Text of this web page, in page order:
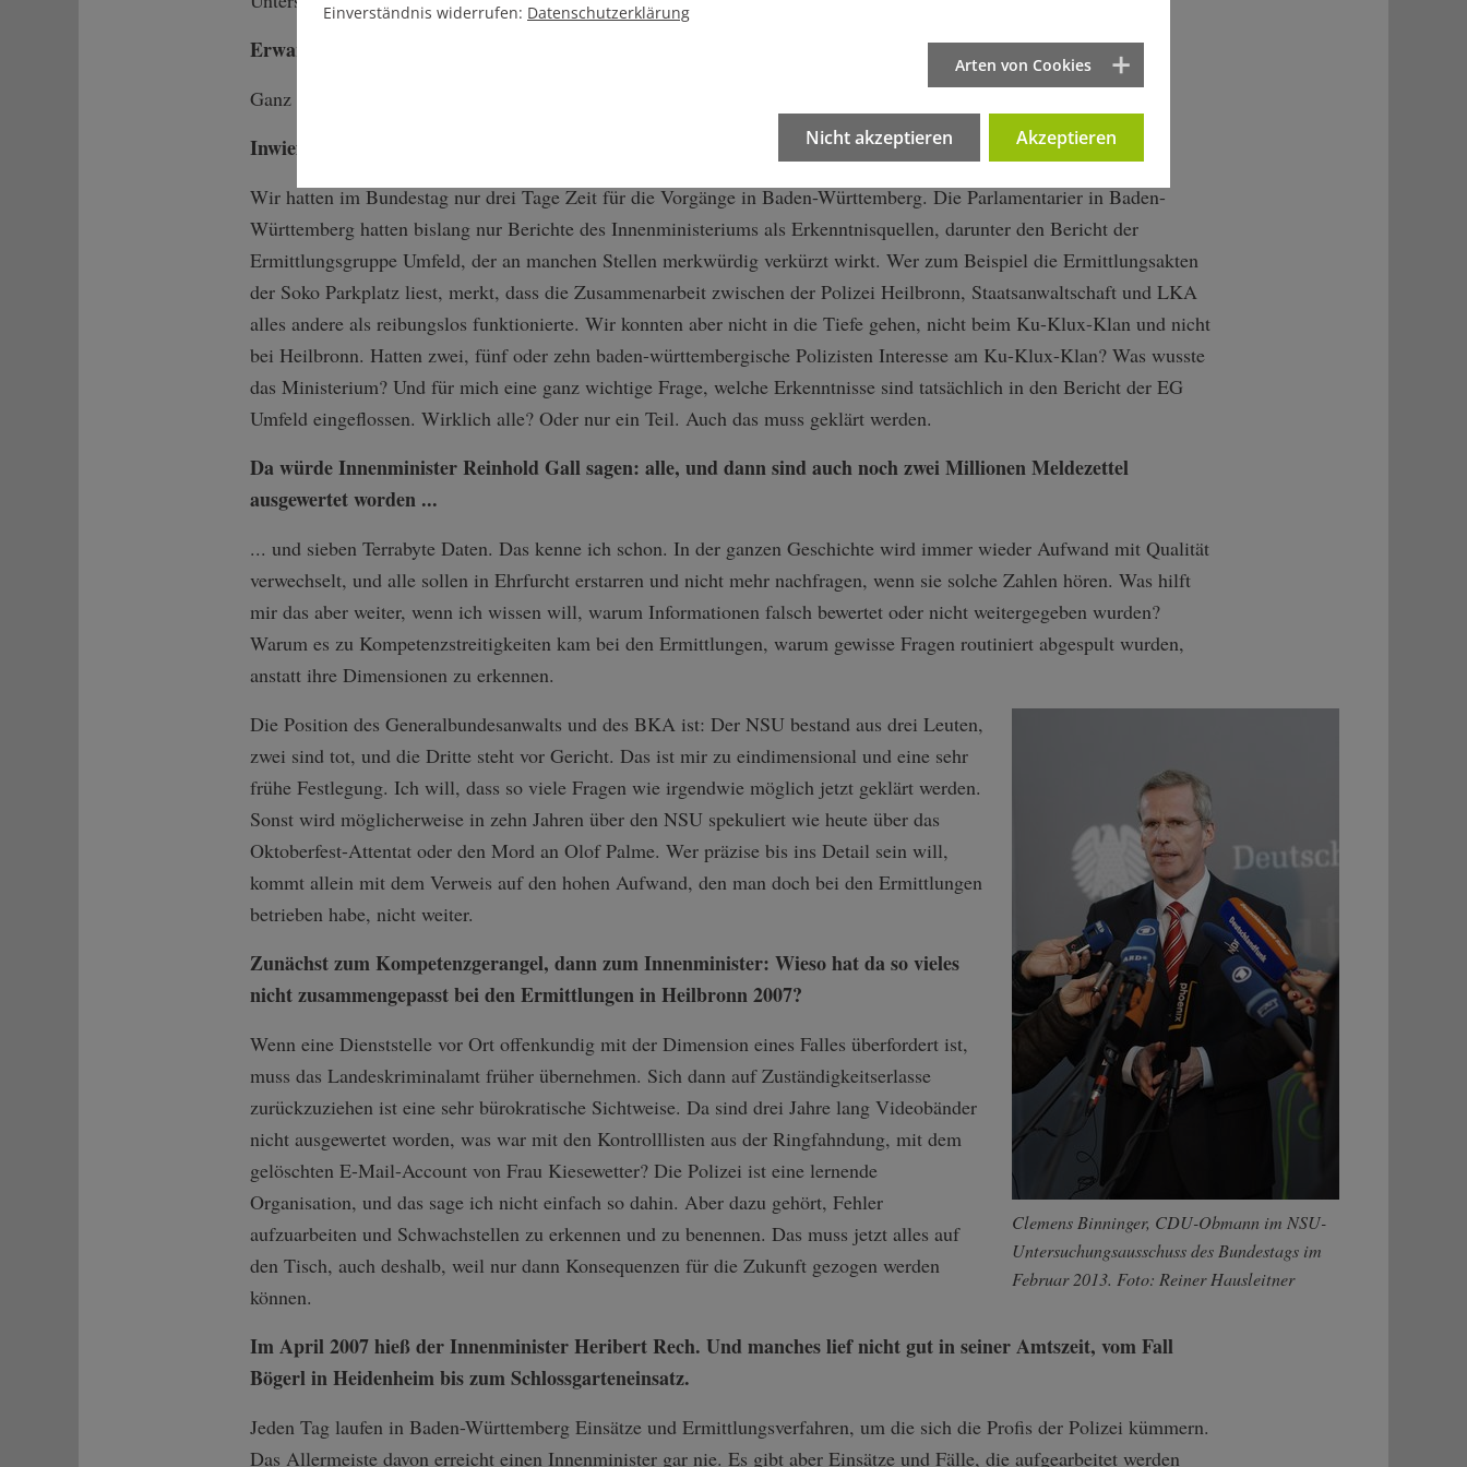
Erwarten Sie, dass Neuigkeiten ans Tageslicht kommen?
Ganz sicher.
Inwiefern?
Wir hatten im Bundestag nur drei Tage Zeit für die Vorgänge in Baden-Württemberg. Die Parlamentarier in Baden-
Württemberg hatten bislang nur Berichte des Innenministeriums als Erkenntnisquellen, darunter den Bericht der
Ermittlungsgruppe Umfeld, der an manchen Stellen merkwürdig verkürzt wirkt. Wer zum Beispiel die Ermittlungsakten
der Soko Parkplatz liest, merkt, dass die Zusammenarbeit zwischen der Polizei Heilbronn, Staatsanwaltschaft und LKA
alles andere als reibungslos funktionierte. Wir konnten aber nicht in die Tiefe gehen, nicht beim Ku-Klux-Klan und nicht
bei Heilbronn. Hatten zwei, fünf oder zehn baden-württembergische Polizisten Interesse am Ku-Klux-Klan? Was wusste
das Ministerium? Und für mich eine ganz wichtige Frage, welche Erkenntnisse sind tatsächlich in den Bericht der EG
Umfeld eingeflossen. Wirklich alle? Oder nur ein Teil. Auch das muss geklärt werden.
Da würde Innenminister Reinhold Gall sagen: alle, und dann sind auch noch zwei Millionen Meldezettel
ausgewertet worden ...
... und sieben Terrabyte Daten. Das kenne ich schon. In der ganzen Geschichte wird immer wieder Aufwand mit Qualität
verwechselt, und alle sollen in Ehrfurcht erstarren und nicht mehr nachfragen, wenn sie solche Zahlen hören. Was hilft
mir das aber weiter, wenn ich wissen will, warum Informationen falsch bewertet oder nicht weitergegeben wurden?
Warum es zu Kompetenzstreitigkeiten kam bei den Ermittlungen, warum gewisse Fragen routiniert abgespult wurden,
anstatt ihre Dimensionen zu erkennen.
Clemens Binninger, CDU-Obmann im NSU-
Untersuchungsausschuss des Bundestags im
Februar 2013. Foto: Reiner Hausleitner
Die Position des Generalbundesanwalts und des BKA ist: Der NSU bestand aus drei Leuten,
zwei sind tot, und die Dritte steht vor Gericht. Das ist mir zu eindimensional und eine sehr
frühe Festlegung. Ich will, dass so viele Fragen wie irgendwie möglich jetzt geklärt werden.
Sonst wird möglicherweise in zehn Jahren über den NSU spekuliert wie heute über das
Oktoberfest-Attentat oder den Mord an Olof Palme. Wer präzise bis ins Detail sein will,
kommt allein mit dem Verweis auf den hohen Aufwand, den man doch bei den Ermittlungen
betrieben habe, nicht weiter.
Zunächst zum Kompetenzgerangel, dann zum Innenminister: Wieso hat da so vieles
nicht zusammengepasst bei den Ermittlungen in Heilbronn 2007?
Wenn eine Dienststelle vor Ort offenkundig mit der Dimension eines Falles überfordert ist,
muss das Landeskriminalamt früher übernehmen. Sich dann auf Zuständigkeitserlasse
zurückzuziehen ist eine sehr bürokratische Sichtweise. Da sind drei Jahre lang Videobänder
nicht ausgewertet worden, was war mit den Kontrolllisten aus der Ringfahndung, mit dem
gelöschten E-Mail-Account von Frau Kiesewetter? Die Polizei ist eine lernende
Organisation, und das sage ich nicht einfach so dahin. Aber dazu gehört, Fehler
aufzuarbeiten und Schwachstellen zu erkennen und zu benennen. Das muss jetzt alles auf
den Tisch, auch deshalb, weil nur dann Konsequenzen für die Zukunft gezogen werden
können.
Im April 2007 hieß der Innenminister Heribert Rech. Und manches lief nicht gut in seiner Amtszeit, vom Fall
Bögerl in Heidenheim bis zum Schlossgarteneinsatz.
Jeden Tag laufen in Baden-Württemberg Einsätze und Ermittlungsverfahren, um die sich die Profis der Polizei kümmern.
Das Allermeiste davon erreicht einen Innenminister gar nie. Es gibt aber Einsätze und Fälle, die aufgearbeitet werden
Einverständnis widerrufen: Datenschutzerklärung
Arten von Cookies
Nicht akzeptieren Akzeptieren